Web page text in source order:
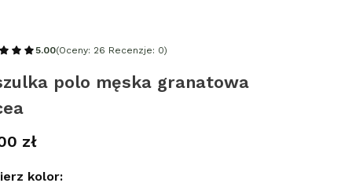
5.00(Oceny: 26 Recenzje: 0)
polo męska granatowa
zł
kolor: